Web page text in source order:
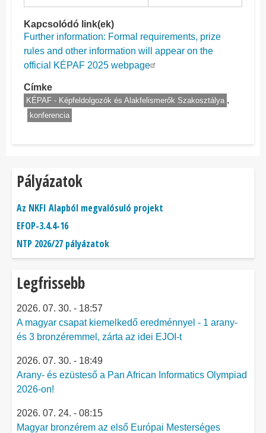
Kapcsolódó link(ek)
Further information: Formal requirements, prize
rules and other information will appear on the
official KÉPAF 2025 webpage
Címke
KÉPAF - Képfeldolgozók és Alakfelismerők Szakosztálya
konferencia
Pályázatok
Az NKFI Alapból megvalósuló projekt
EFOP-3.4.4-16
NTP 2026/27 pályázatok
Legfrissebb
2026. 07. 30. - 18:57
A magyar csapat kiemelkedő eredménnyel - 1 arany-
és 3 bronzéremmel, zárta az idei EJOI-t
2026. 07. 30. - 18:49
Arany- és ezüsteső a Pan African Informatics Olympiad
2026-on!
2026. 07. 24. - 08:15
Magyar bronzérem az első Európai Mesterséges